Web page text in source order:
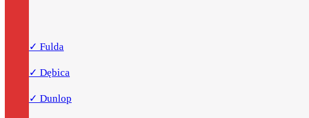
✓ Fulda
✓ Dębica
✓ Dunlop